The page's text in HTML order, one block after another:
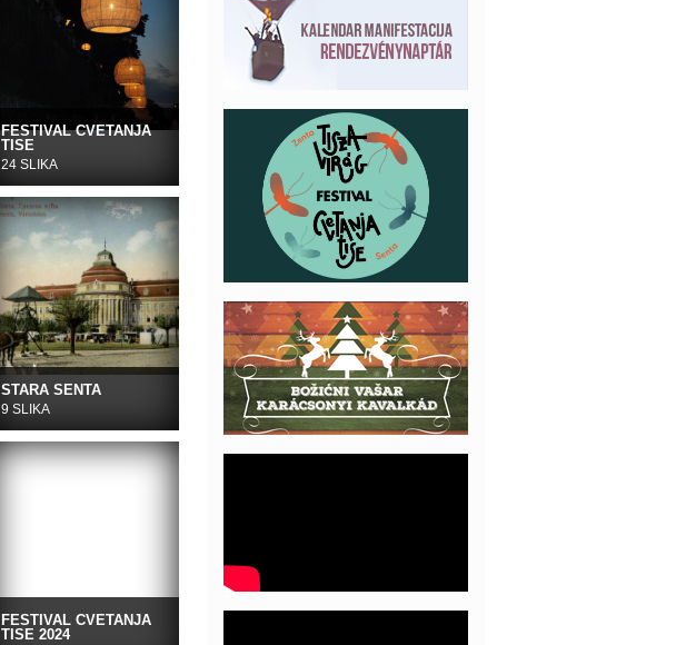
FESTIVAL CVETANJA
TISE
24 SLIKA
STARA SENTA
9 SLIKA
FESTIVAL CVETANJA
TISE 2024